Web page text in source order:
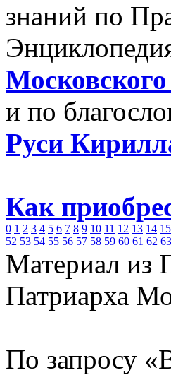
знаний по
и по
Руси
Как
0 1 2 3 4 5 6 7 8 9 10 11 12 13 14 15
52 53 54 55 56 57 58 59 60 61 62 63
Материал из
Патриарха
По запросу